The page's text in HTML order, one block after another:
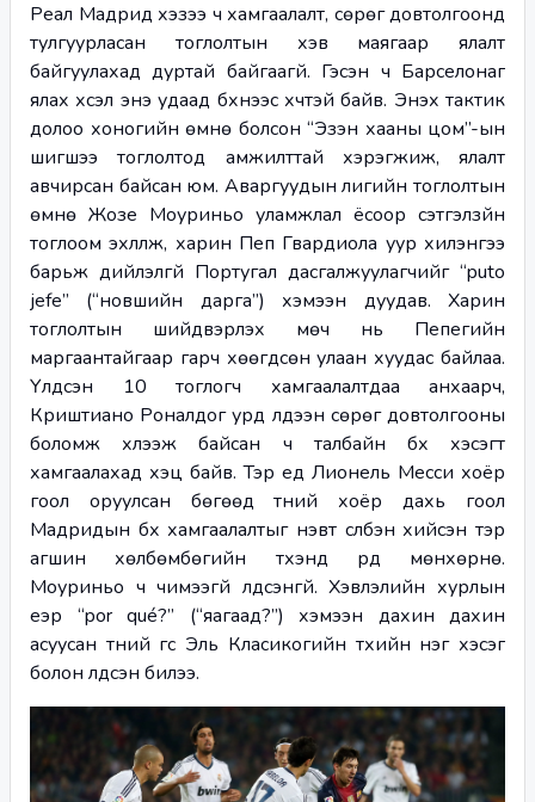
Реал Мадрид хэзээ ч хамгаалалт, сөрөг довтолгоонд
тулгуурласан тоглолтын хэв маягаар ялалт
байгуулахад дуртай байгаагүй. Гэсэн ч Барселонаг
ялах хүсэл энэ удаад бүхнээс хүчтэй байв. Энэхүү тактик
долоо хоногийн өмнө болсон “Эзэн хааны цом”-ын
шигшээ тоглолтод амжилттай хэрэгжиж, ялалт
авчирсан байсан юм. Аваргуудын лигийн тоглолтын
өмнө Жозе Моуриньо уламжлал ёсоор сэтгэлзүйн
тоглоом эхлүүлж, харин Пеп Гвардиола уур хилэнгээ
барьж дийлэлгүй Португал дасгалжуулагчийг “puto
jefe” (“новшийн дарга”) хэмээн дуудав. Харин
тоглолтын шийдвэрлэх мөч нь Пепегийн
маргаантайгаар гарч хөөгдсөн улаан хуудас байлаа.
Үлдсэн 10 тоглогч хамгаалалтдаа анхаарч,
Криштиано Роналдог урд үлдээн сөрөг довтолгооны
боломж хүлээж байсан ч талбайн бүх хэсэгт
хамгаалахад хэцүү байв. Тэр үед Лионель Месси хоёр
гоол оруулсан бөгөөд түүний хоёр дахь гоол
Мадридын бүх хамгаалалтыг нэвт сүлбэн хийсэн тэр
агшин хөлбөмбөгийн түүхэнд үүрд мөнхөрнө.
Моуриньо ч чимээгүй үлдсэнгүй. Хэвлэлийн хурлын
үеэр “por qué?” (“яагаад?”) хэмээн дахин дахин
асуусан түүний үгс Эль Класикогийн түүхийн нэг хэсэг
болон үлдсэн билээ.